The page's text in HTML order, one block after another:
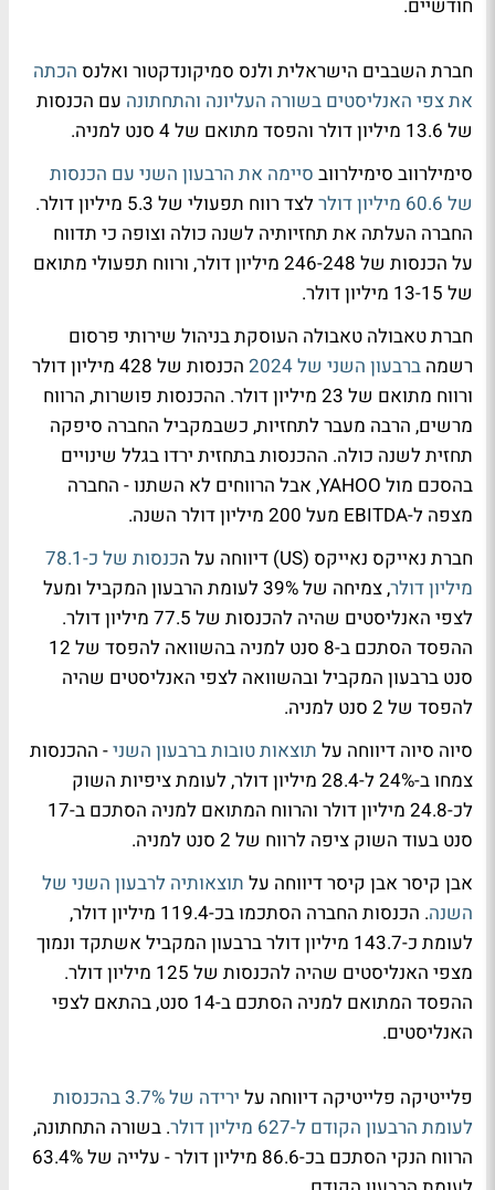
חודשיים.
חברת השבבים הישראלית ולנס סמיקונדקטור ואלנס הכתה
את צפי האנליסטים בשורה העליונה והתחתונה עם הכנסות
של 13.6 מיליון דולר והפסד מתואם של 4 סנט למניה.
סימילרווב סימילרווב סיימה את הרבעון השני עם הכנסות
של 60.6 מיליון דולר
לצד רווח תפעולי של 5.3 מיליון דולר.
החברה העלתה את תחזיותיה לשנה כולה וצופה כי תדווח
על הכנסות של 246-248 מיליון דולר, ורווח תפעולי מתואם
של 13-15 מיליון דולר.
חברת טאבולה טאבולה העוסקת בניהול שירותי פרסום
רשמה ברבעון השני של 2024
הכנסות של 428 מיליון דולר
ורווח מתואם של 23 מיליון דולר. ההכנסות פושרות, הרווח
מרשים, הרבה מעבר לתחזיות, כשבמקביל החברה סיפקה
תחזית לשנה כולה. ההכנסות בתחזית ירדו בגלל שינויים
בהסכם מול YAHOO, אבל הרווחים לא השתנו - החברה
מצפה ל-EBITDA מעל 200 מיליון דולר השנה.
חברת נאייקס נאייקס (US) דיווחה על ה
כנסות של כ-78.1
מיליון דולר
, צמיחה של 39% לעומת הרבעון המקביל ומעל
לצפי האנליסטים שהיה להכנסות של 77.5 מיליון דולר.
ההפסד הסתכם ב-8 סנט למניה בהשוואה להפסד של 12
סנט ברבעון המקביל ובהשוואה לצפי האנליסטים שהיה
להפסד של 2 סנט למניה.
סיוה סיוה דיווחה על תוצאות טובות ברבעון השני- ההכנסות
צמחו ב-24% ל-28.4 מיליון דולר, לעומת ציפיות השוק
לכ-24.8 מיליון דולר והרווח המתואם למניה הסתכם ב-17
סנט בעוד השוק ציפה לרווח של 2 סנט למניה.
אבן קיסר אבן קיסר דיווחה על תוצאותיה לרבעון השני של
השנה
. הכנסות החברה הסתכמו בכ-119.4 מיליון דולר,
לעומת כ-143.7 מיליון דולר ברבעון המקביל אשתקד ונמוך
מצפי האנליסטים שהיה להכנסות של 125 מיליון דולר.
ההפסד המתואם למניה הסתכם ב-14 סנט, בהתאם לצפי
האנליסטים.
פלייטיקה פלייטיקה דיווחה על
ירידה של 3.7% בהכנסות
לעומת הרבעון הקודם ל-627 מיליון דולר
. בשורה התחתונה,
הרווח הנקי הסתכם בכ-86.6 מיליון דולר - עלייה של 63.4%